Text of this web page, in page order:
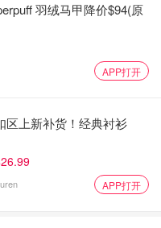
羽绒马甲降价$94(原
APP打开
区上新补货！经典衬衫
APP打开